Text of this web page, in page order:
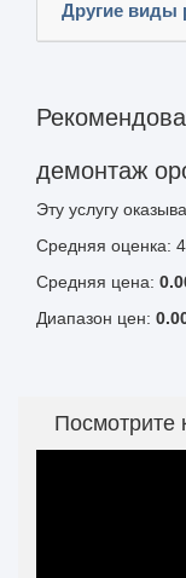
Другие виды
демонтаж
Эту услугу
Средняя оценка:
Средняя цена:
Диапазон цен:
Посмотрите